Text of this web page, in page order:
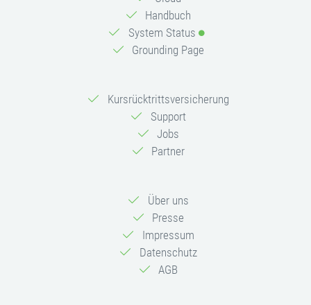
Handbuch
System Status
Grounding Page
Kursrücktrittsversicherung
Support
Jobs
Partner
Über uns
Presse
Impressum
Datenschutz
AGB